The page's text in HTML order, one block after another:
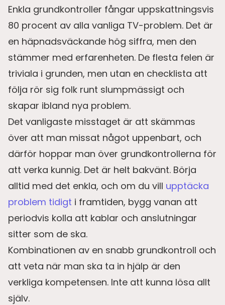
Enkla grundkontroller fångar uppskattningsvis
80 procent av alla vanliga TV-problem. Det är
en häpnadsväckande hög siffra, men den
stämmer med erfarenheten. De flesta felen är
triviala i grunden, men utan en checklista att
följa rör sig folk runt slumpmässigt och
skapar ibland nya problem.
Det vanligaste misstaget är att skämmas
över att man missat något uppenbart, och
därför hoppar man över grundkontrollerna för
att verka kunnig. Det är helt bakvänt. Börja
alltid med det enkla, och om du vill upptäcka
problem tidigt i framtiden, bygg vanan att
periodvis kolla att kablar och anslutningar
sitter som de ska.
Kombinationen av en snabb grundkontroll och
att veta när man ska ta in hjälp är den
verkliga kompetensen. Inte att kunna lösa allt
själv.